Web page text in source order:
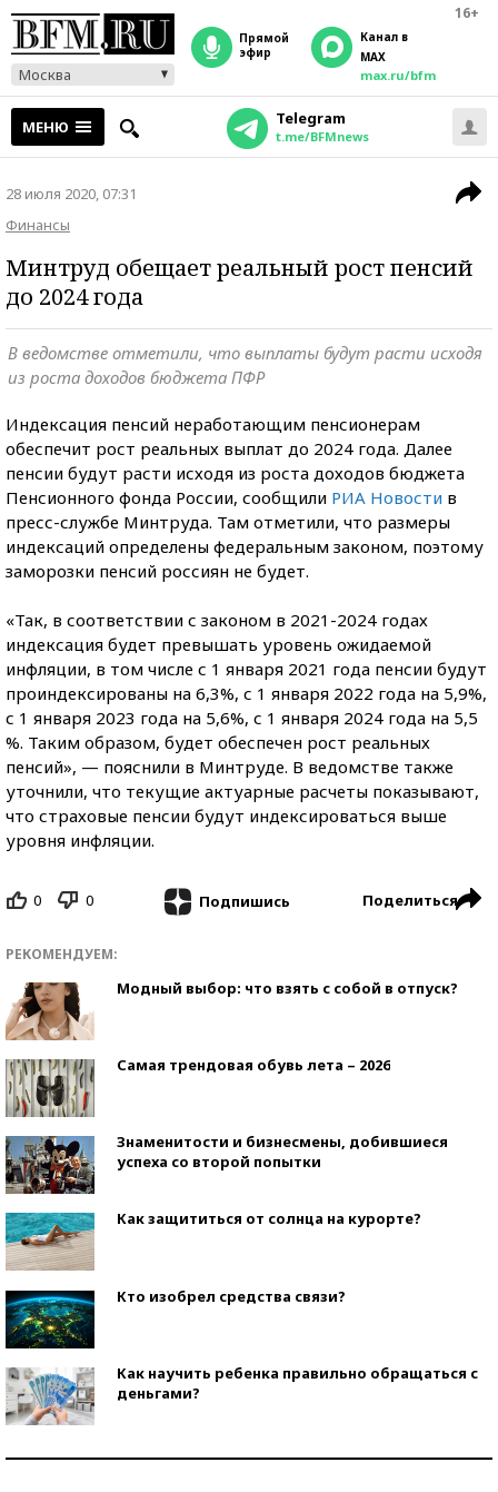
16+
Москва
прямой
эфир
Канал в
MAX
max.ru/bfm
МЕНЮ Telegram
t.me/BFMnews
28 июля 2020, 07:31
Финансы
Минтруд обещает реальный рост пенсий
до 2024 года
В ведомстве отметили, что выплаты будут расти исходя
из роста доходов бюджета ПФР
Индексация пенсий неработающим пенсионерам
обеспечит рост реальных выплат до 2024 года. Далее
пенсии будут расти исходя из роста доходов бюджета
Пенсионного фонда России, сообщили РИА Новости в
пресс-службе Минтруда. Там отметили, что размеры
индексаций определены федеральным законом, поэтому
заморозки пенсий россиян не будет.
«Так, в соответствии с законом в 2021-2024 годах
индексация будет превышать уровень ожидаемой
инфляции, в том числе с 1 января 2021 года пенсии будут
проиндексированы на 6,3%, с 1 января 2022 года на 5,9%,
с 1 января 2023 года на 5,6%, с 1 января 2024 года на 5,5
%. Таким образом, будет обеспечен рост реальных
пенсий», — пояснили в Минтруде. В ведомстве также
уточнили, что текущие актуарные расчеты показывают,
что страховые пенсии будут индексироваться выше
уровня инфляции.
0 0 Подпишись Поделиться
РЕКОМЕНДУЕМ:
Модный выбор: что взять с собой в отпуск?
Самая трендовая обувь лета – 2026
Знаменитости и бизнесмены, добившиеся
успеха со второй попытки
Как защититься от солнца на курорте?
Кто изобрел средства связи?
Как научить ребенка правильно обращаться с
деньгами?